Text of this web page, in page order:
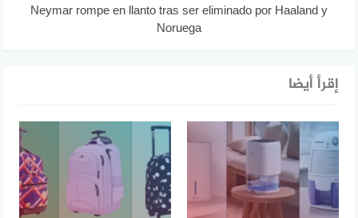
Neymar rompe en llanto tras ser eliminado por Haaland y
Noruega
إقرأ أيضا